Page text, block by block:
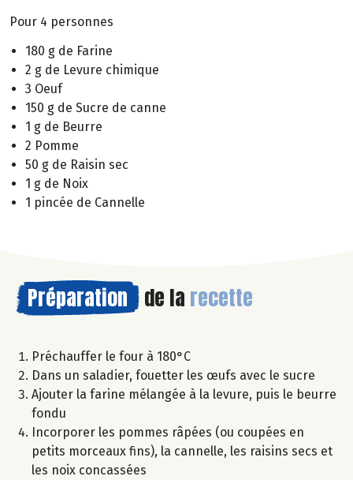
Pour 4 personnes
180 g de Farine
2 g de Levure chimique
3 Oeuf
150 g de Sucre de canne
1 g de Beurre
2 Pomme
50 g de Raisin sec
1 g de Noix
1 pincée de Cannelle
Préparation de la recette
Préchauffer le four à 180°C
Dans un saladier, fouetter les œufs avec le sucre
Ajouter la farine mélangée à la levure, puis le beurre
fondu
Incorporer les pommes râpées (ou coupées en
petits morceaux fins), la cannelle, les raisins secs et
les noix concassées